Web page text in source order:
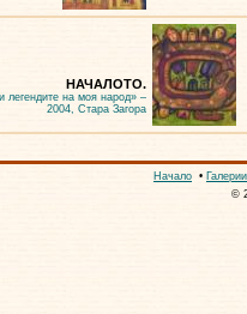
НАЧАЛОТО.
легендите на моя народ» –
2004, Стара Загора
Начало • Галерии
©